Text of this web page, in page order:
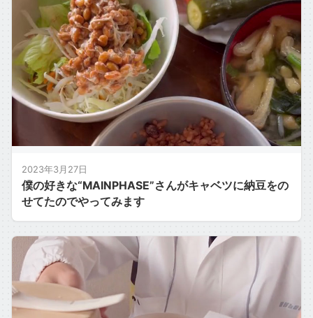
2023年3月27日
僕の好きな“MAINPHASE”さんがキャベツに納豆をの
せてたのでやってみます